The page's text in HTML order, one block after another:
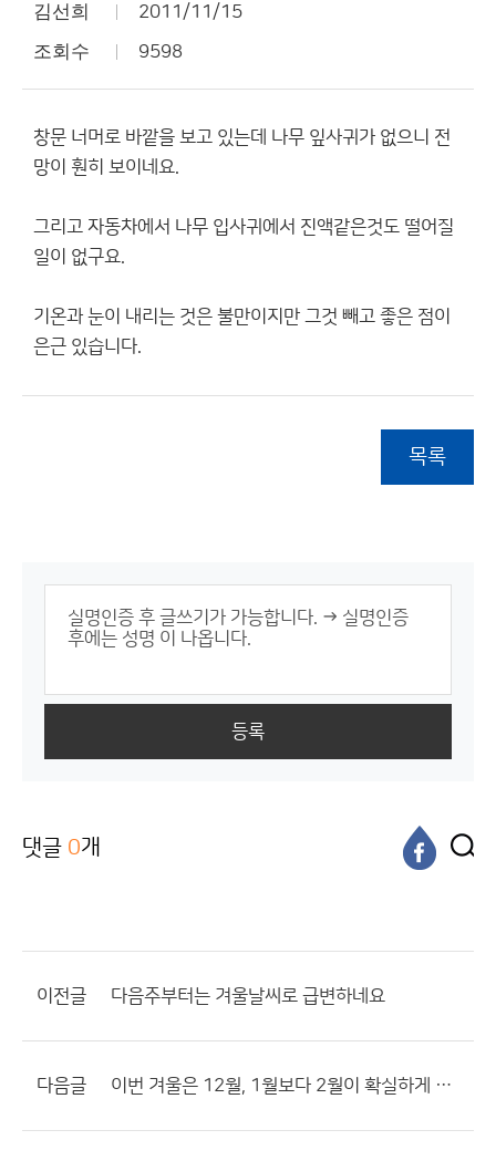
김선희 2011/11/15
조회수 9598
창문 너머로 바깥을 보고 있는데 나무 잎사귀가 없으니 전
망이 훤히 보이네요.
그리고 자동차에서 나무 입사귀에서 진액같은것도 떨어질
일이 없구요.
기온과 눈이 내리는 것은 불만이지만 그것 빼고 좋은 점이
은근 있습니다.
목록
등록
댓글 0개
이전글 다음주부터는 겨울날씨로 급변하네요
다음글 이번 겨울은 12월, 1월보다 2월이 확실하게 추웠으면 합니다.